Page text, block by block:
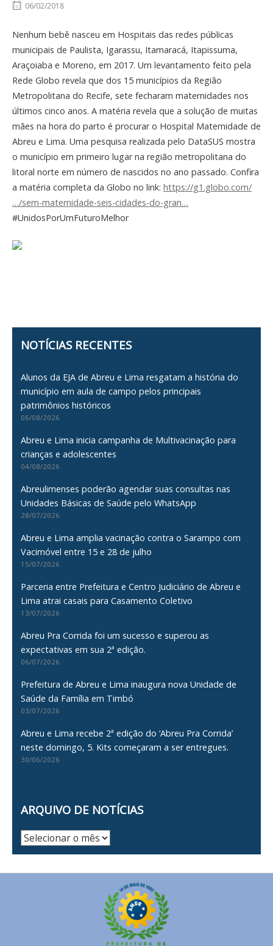
06/02/2018
Nenhum bebê nasceu em Hospitais das redes públicas
municipais de Paulista, Igarassu, Itamaracá, Itapissuma,
Araçoiaba e Moreno, em 2017. Um levantamento feito pela
Rede Globo revela que dos 15 municípios da Região
Metropolitana do Recife, sete fecharam maternidades nos
últimos cinco anos. A matéria revela que a solução de muitas
mães na hora do parto é procurar o Hospital Maternidade de
Abreu e Lima. Uma pesquisa realizada pelo DataSUS mostra
o município em primeiro lugar na região metropolitana do
litoral norte em número de nascidos no ano passado. Confira
a matéria completa da Globo no link: https://g1.globo.com/
…/sem-maternidade-seis-cidades-do-gran…
#UnidosPorUmFuturoMelhor
NOTÍCIAS RECENTES
Alunos da EJA de Abreu e Lima resgatam a história do
município em aula de campo pelos principais
patrimônios históricos
06/08/2026
Abreu e Lima inicia campanha de Multivacinação para
crianças e adolescentes
04/08/2026
Abreulimenses poderão agendar suas consultas nas
Unidades Básicas de Saúde pelo WhatsApp
28/07/2026
Abreu e Lima amplia vacinação contra o Sarampo com
Vacimóvel entre 15 e 28 de julho
15/07/2026
Parceria entre Prefeitura e Centro Judiciário de Abreu e
Lima atrai casais para Casamento Coletivo
13/07/2026
Abreu Pra Corrida foi um sucesso e superou as
expectativas em sua 2ª edição.
06/07/2026
Prefeitura de Abreu e Lima inaugura nova Unidade de
Saúde da Família em Timbó
03/07/2026
Abreu e Lima recebe 2ª edição do ‘Abreu Pra Corrida’
neste domingo, 5. Kits começaram a ser entregues.
30/06/2026
ARQUIVO DE NOTÍCIAS
Arquivo